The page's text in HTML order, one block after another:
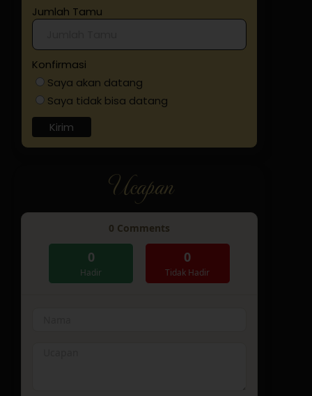
Jumlah Tamu
Konfirmasi
Saya akan datang
Saya tidak bisa datang
Kirim
Ucapan
0 Comments
0
Hadir
0
Tidak Hadir